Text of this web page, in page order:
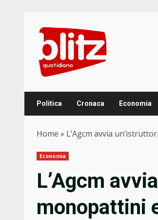
content
Politica Cronaca Economia
Home » L’Agcm avvia
Economia
L’Agcm
monopattini